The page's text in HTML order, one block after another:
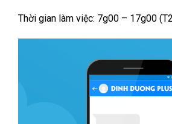
Thời gian làm việc: 7g00 – 17g00